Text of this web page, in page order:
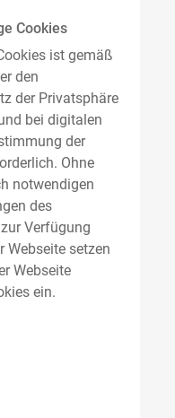
Cookies
ist gemäß
den
der Privatsphäre
bei digitalen
der
Ohne
notwendigen
des
Verfügung
Webseite setzen
Webseite
ein.